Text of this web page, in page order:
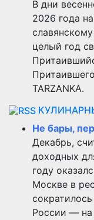
В дни
2026 года
целый год
TARZANKA.
Не бары,
Декабрь,
доходных
году
Москве в
России — на